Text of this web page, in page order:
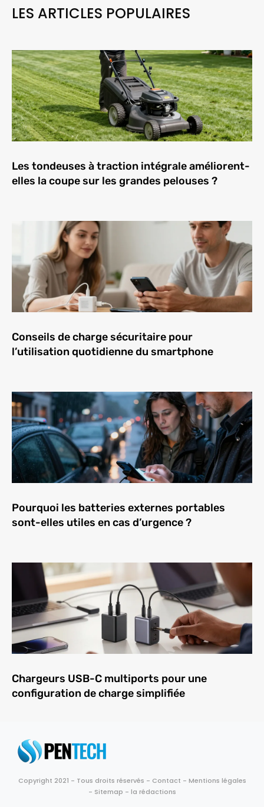
LES ARTICLES POPULAIRES
Les tondeuses à traction intégrale améliorent-
elles la coupe sur les grandes pelouses ?
Conseils de charge sécuritaire pour
l’utilisation quotidienne du smartphone
Pourquoi les batteries externes portables
sont-elles utiles en cas d’urgence ?
Chargeurs USB-C multiports pour une
configuration de charge simplifiée
Copyright 2021 - Tous droits réservés - Contact - Mentions légales
- Sitemap - la rédactions